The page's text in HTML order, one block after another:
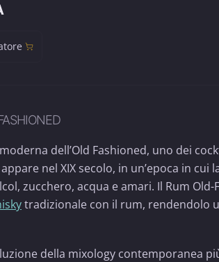
dell’Old Fashioned, uno dei
nel XIX secolo, in un’epoca in cui
zucchero, acqua e amari. Il Rum
tradizionale con il rum, rendendolo
della mixology contemporanea